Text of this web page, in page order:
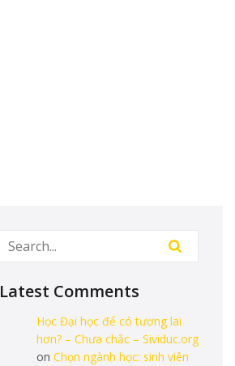
Latest Comments
Học Đại học để có tương lai
hơn? – Chưa chắc – Sividuc.org
on Chọn ngành học: sinh viên